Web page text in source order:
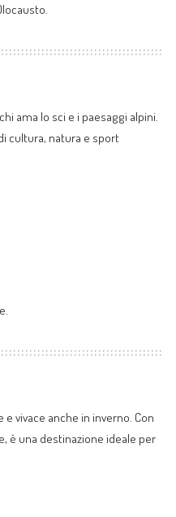
ama lo sci e i paesaggi alpini.
cultura, natura e sport
vivace anche in inverno. Con
è una destinazione ideale per